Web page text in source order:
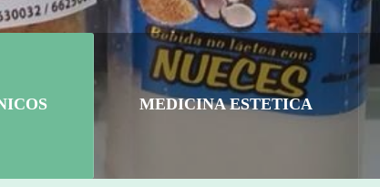
MEDICINA ESTETICA